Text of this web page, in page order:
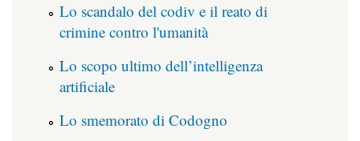
Lo scandalo del codiv e il reato di
crimine contro l'umanità
Lo scopo ultimo dell’intelligenza
artificiale
Lo smemorato di Codogno